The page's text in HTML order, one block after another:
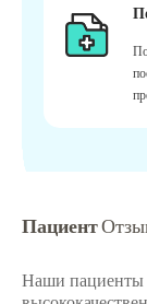
Пациент
Наши пациенты